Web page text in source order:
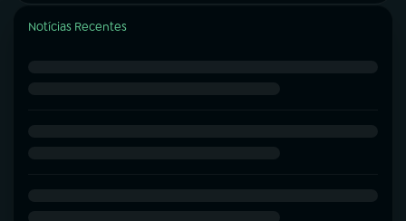
Notícias Recentes